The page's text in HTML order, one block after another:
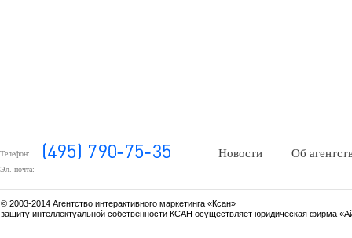
Телефон:
Эл. почта:
Новости Об
© 2003-2014 Агентство интерактивного маркетинга «Ксан»
защиту интеллектуальной собственности КСАН осуществляет юридическая фирма